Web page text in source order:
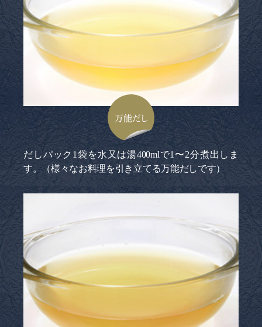
だしパック1袋を水又は湯400mlで1〜2分煮出しま
す。（様々なお料理を引き立てる万能だしです）